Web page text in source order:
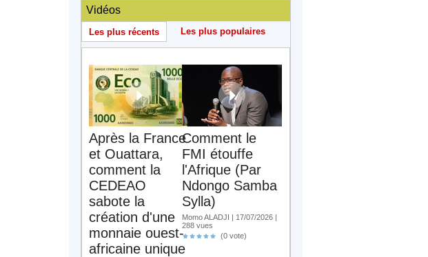
Vidéos
Les plus récents Les plus populaires
Après la France
et Ouattara,
comment la
CEDEAO
sabote la
création d'une
monnaie ouest-
africaine unique
Comment le
FMI étouffe
l'Afrique (Par
Ndongo Samba
Sylla)
Momo ALADJI | 17/07/2026 |
288 vues
(0 vote)